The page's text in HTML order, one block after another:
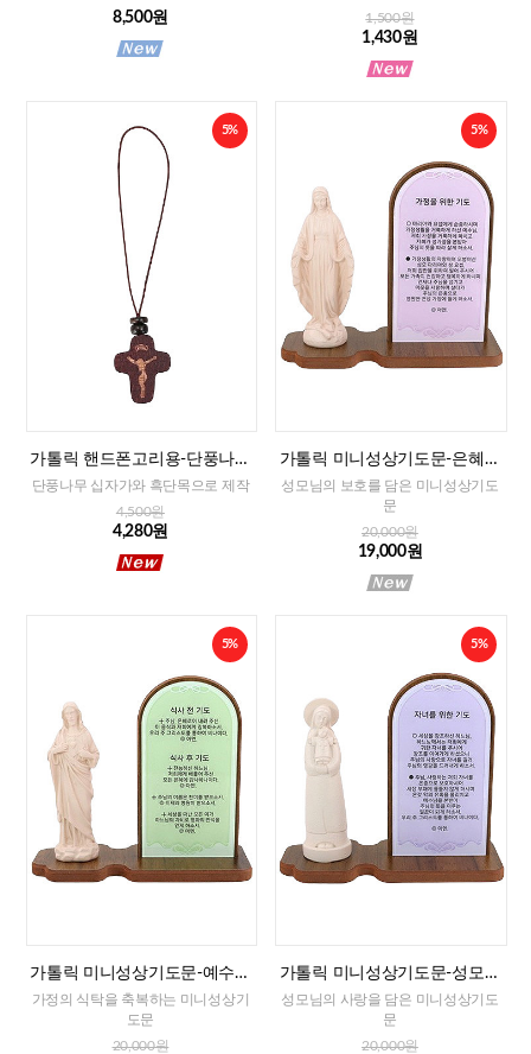
8,500원
1,500원
1,430원
5%
가톨릭 핸드폰고리용-단풍나무
십자가
단풍나무 십자가와 흑단목으로 제작
4,500원
4,280원
5%
가톨릭 미니성상기도문-은혜성
모(가정을 위한 기도)
성모님의 보호를 담은 미니성상기도
문
20,000원
19,000원
5%
가톨릭 미니성상기도문-예수성
심(식사전후 기도)
가정의 식탁을 축복하는 미니성상기
도문
20,000원
5%
가톨릭 미니성상기도문-성모자
(자녀를 위한 기도)
성모님의 사랑을 담은 미니성상기도
문
20,000원